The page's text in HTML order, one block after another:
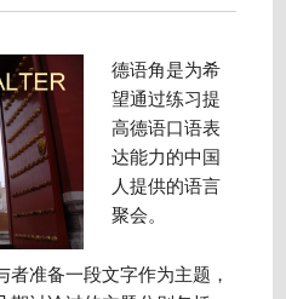
德语角是为希
望通过练习提
高德语口语表
达能力的中国
人提供的语言
聚会。
准备一段文字作为主题，